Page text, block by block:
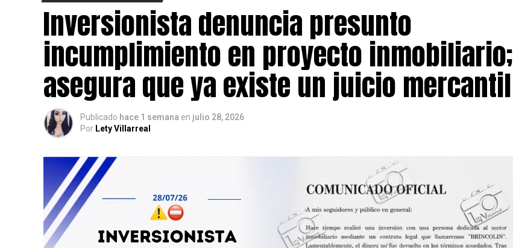
Inversionista denuncia presunto
incumplimiento en proyecto inmobiliario;
asegura que ya existe un juicio mercantil
Publicado hace 1 semana en julio 28, 2026
Por Lety Villarreal